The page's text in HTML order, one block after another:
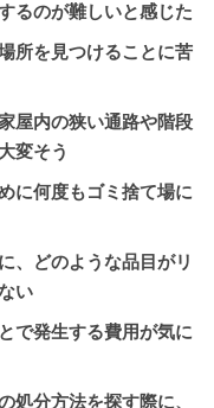
るのが難しいと感じた
所を見つけることに苦
屋内の狭い通路や階段
変そう
に何度もゴミ捨て場に
、どのような品目がリ
い
で発生する費用が気に
処分方法を探す際に、